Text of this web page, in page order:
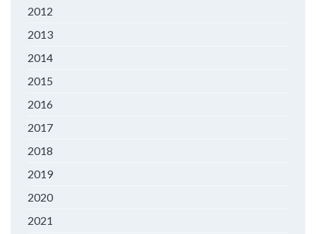
2012
2013
2014
2015
2016
2017
2018
2019
2020
2021